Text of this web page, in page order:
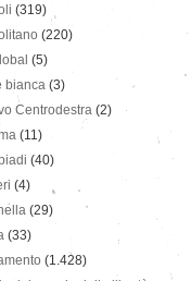
(319)
(220)
(5)
bianca (3)
Centrodestra (2)
(11)
(40)
(4)
(29)
(33)
(1.428)